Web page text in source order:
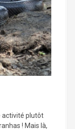
activité plutôt
! Mais là,